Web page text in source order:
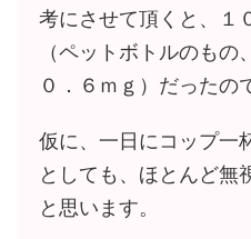
考にさせて頂くと、１
（ペットボトルのもの
０．６ｍｇ）だったの
仮に、一日にコップ一
としても、ほとんど無
と思います。